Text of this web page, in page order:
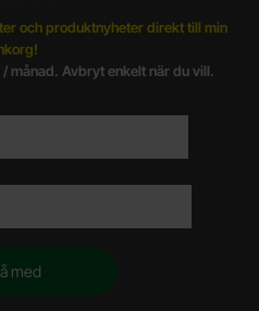
och produktnyheter direkt till min
månad. Avbryt enkelt när du vill.